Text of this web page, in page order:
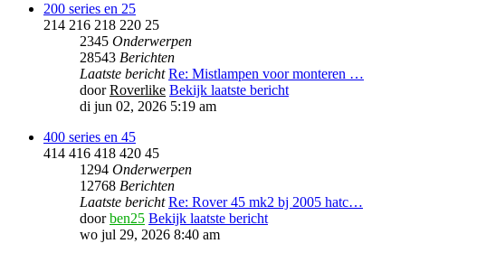
200 series en 25
214 216 218 220 25
2345 Onderwerpen
28543 Berichten
Laatste bericht Re: Mistlampen voor monteren …
doorRoverlike Bekijk laatste bericht
di jun 02, 2026 5:19 am
400 series en 45
414 416 418 420 45
1294 Onderwerpen
12768 Berichten
Laatste bericht Re: Rover 45 mk2 bj 2005 hatc…
doorben25 Bekijk laatste bericht
wo jul 29, 2026 8:40 am